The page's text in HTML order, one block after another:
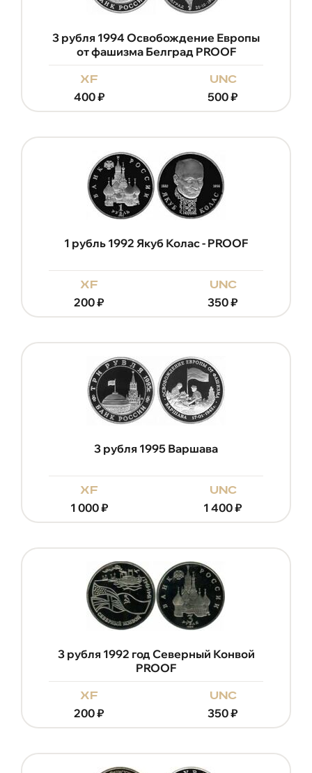
3 рубля 1994 Освобождение Европы
от фашизма Белград PROOF
xf
400₽
unc
500₽
1 рубль 1992 Якуб Колас - PROOF
xf
200₽
unc
350₽
3 рубля 1995 Варшава
xf
1 000₽
unc
1 400₽
3 рубля 1992 год Северный Конвой
PROOF
xf
200₽
unc
350₽